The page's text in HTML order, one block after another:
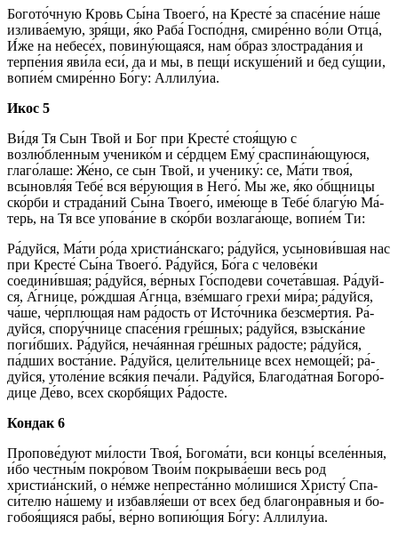
Богото́чную Кровь Сы́­на Тво­его́, на Кре­сте́ за спа­се́­ние на́­ше
излива́емую, зря́щи, я́ко Раба́ Гос­по́д­ня, смире́нно во́ли От­ца́,
И́же на небесе́х, повину́ющаяся, нам о́б­раз злострада́ния и
терпе́ния яви́ла еси́, да и мы, в пещи́ ис­ку­ше́­ний и бед су́щии,
во­пи­е́м смире́нно Бо́­гу: Алли­лу́иа.
Икос 5
Ви́­дя Тя Сын Твой и Бог при Кре­сте́ стоя́щую с
возлю́бленным ученико́м и се́рд­цем Ему́ сраспина́ющуюся,
гла­го́­ла­ше: Же́но, се сын Твой, и ученику́: се, Ма́­ти твоя́,
всыновля́я Те­бе́ вся ве́­рую­щия в Не­го́. Мы же, я́ко о́бщницы
ско́р­би и страда́ний Сы́­на Тво­его́, име́юще в Те­бе́ благу́ю Ма́­
терь, на Тя все упо­ва́­ние в ско́р­би воз­ла­га́ю­ще, во­пи­е́м Ти:
Ра́­дуй­ся, Ма́­ти ро́­да хри­сти­а́н­ска­го; ра́­дуй­ся, усы­но­ви́в­шая нас
при Кре­сте́ Сы́­на Тво­его́. Ра́­дуй­ся, Бо́­га с че­ло­ве́­ки
соедини́вшая; ра́­дуй­ся, ве́р­ных Го́сподеви сочета́вшая. Ра́­дуй­
ся, А́гнице, ро́жд­шая А́гнца, взе́мшаго гре­хи́ ми́­ра; ра́­дуй­ся,
ча́ше, че́рплющая нам ра́­дость от Ис­то́ч­ни­ка без­сме́р­тия. Ра́­
дуй­ся, спору́чнице спа­се́­ния гре́ш­ных; ра́­дуй­ся, взыска́ние
поги́бших. Ра́­дуй­ся, неча́янная гре́ш­ных ра́­дос­те; ра́­дуй­ся,
па́дших воста́ние. Ра́­дуй­ся, цели́тельнице всех немоще́й; ра́­
дуй­ся, утоле́ние вся́­кия пе­ча́­ли. Ра́­дуй­ся, Бла­го­да́т­ная Бо­го­ро́­
ди­це Де́­во, всех скор­бя́­щих Ра́­дос­те.
Кондак 6
Про­по­ве́­ду­ют ми́­лос­ти Твоя́, Бо­го­ма́­ти, вси концы́ вселе́нныя,
и́бо честны́м по­кро́­вом Тво­и́м по­кры­ва́е­ши весь род
христиа́нский, о не́м­же непреста́нно мо́лишися Хри­сту́ Спа­
си́­те­лю на́­ше­му и избавля́еши от всех бед бла­го­нра́в­ныя и бо­
го­боя́­щия­ся ра­бы́, ве́р­но во­пию́­щия Бо́­гу: Алли­лу́иа.